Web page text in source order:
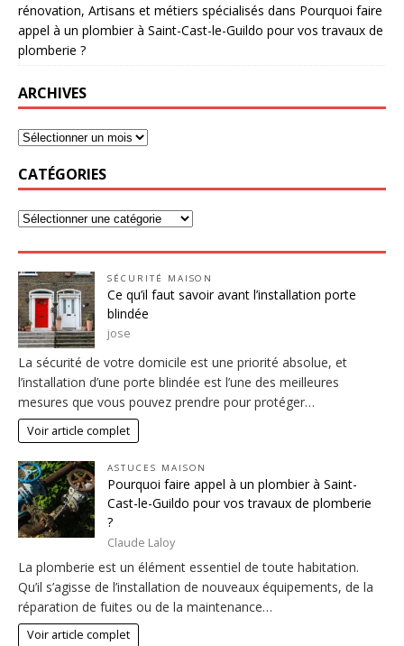
rénovation, Artisans et métiers spécialisés dans Pourquoi faire
appel à un plombier à Saint-Cast-le-Guildo pour vos travaux de
plomberie ?
ARCHIVES
CATÉGORIES
SÉCURITÉ MAISON
Ce qu’il faut savoir avant l’installation porte
blindée
jose
La sécurité de votre domicile est une priorité absolue, et
l’installation d’une porte blindée est l’une des meilleures
mesures que vous pouvez prendre pour protéger…
Voir article complet
ASTUCES MAISON
Pourquoi faire appel à un plombier à Saint-
Cast-le-Guildo pour vos travaux de plomberie
?
Claude Laloy
La plomberie est un élément essentiel de toute habitation.
Qu’il s’agisse de l’installation de nouveaux équipements, de la
réparation de fuites ou de la maintenance…
Voir article complet